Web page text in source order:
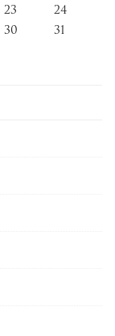
23
24
30
31